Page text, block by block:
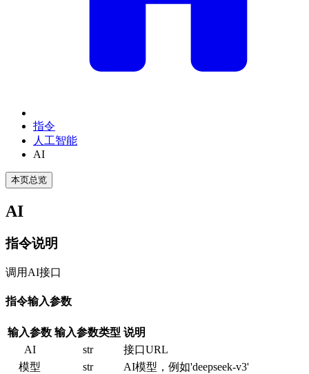
指令
人工智能
AI
本页总览
AI
指令说明
调用AI接口
指令输入参数
输入参数 输入参数类型 说明
AI
str
接口URL
模型
str
AI模型，例如'deepseek-v3'